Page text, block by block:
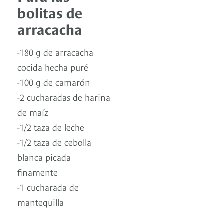
bolitas de
arracacha
-180 g de arracacha
cocida hecha puré
-100 g de camarón
-2 cucharadas de harina
de maíz
-1/2 taza de leche
-1/2 taza de cebolla
blanca picada
finamente
-1 cucharada de
mantequilla